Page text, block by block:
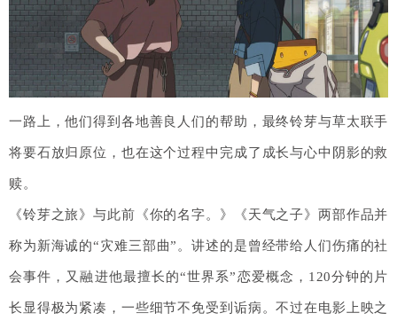
一路上，他们得到各地善良人们的帮助，最终铃芽与草太联手
将要石放归原位，也在这个过程中完成了成长与心中阴影的救
赎。
《铃芽之旅》与此前《你的名字。》《天气之子》两部作品并
称为新海诚的“灾难三部曲”。讲述的是曾经带给人们伤痛的社
会事件，又融进他最擅长的“世界系”恋爱概念，120分钟的片
长显得极为紧凑，一些细节不免受到诟病。不过在电影上映之